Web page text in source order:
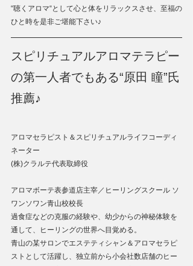
“聴くアロマ“として心と体をリラックスさせ、至福の
ひと時を是非ご堪能下さい♪
スピリチュアルアロマテラピー
の第一人者でもある“原田 瞳”氏
推薦♪
アロマセラピスト＆スピリチュアルライフコーディ
ネーター
(株)クラルテ代表取締役
アロマボーテ表参道店主宰／ヒーリングスクール ソ
ワンソワン青山校校長
過食症などの克服の経験や、幼少からの神秘体験を
通して、ヒーリングの世界へ目覚める。
青山の某サロンでエステティシャン＆アロマセラピ
ストとして活躍し、独立前から小会社数店舗のヒー